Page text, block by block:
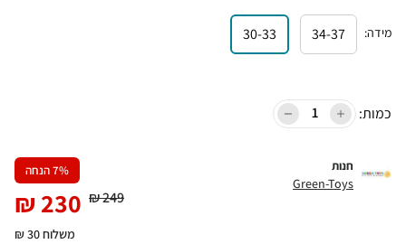
מידה:
34-37
30-33
כמות:
חנות
Green-Toys
7% הנחה
249
₪
230
₪
משלוח 30 ₪